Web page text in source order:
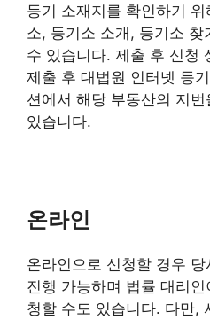
등기 소재지를 확인하기
소, 등기소 소개, 등기소
수 있습니다. 제출 후 신청
제출 후 대법원 인터넷 등
션에서 해당 부동산의 지
있습니다.
온라인
온라인으로 신청할 경우
진행 가능하며 법률 대리
청할 수도 있습니다. 다만,